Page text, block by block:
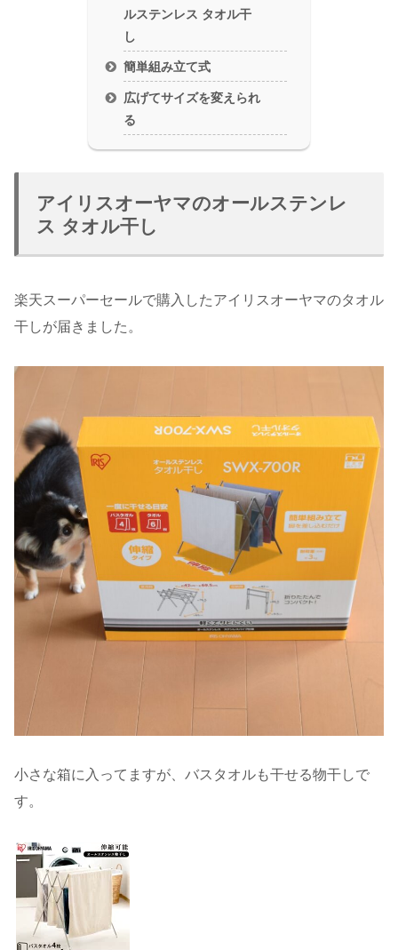
ルステンレス タオル干
し
簡単組み立て式
広げてサイズを変えられ
る
アイリスオーヤマのオールステンレ
ス タオル干し
楽天スーパーセールで購入したアイリスオーヤマのタオル
干しが届きました。
小さな箱に入ってますが、バスタオルも干せる物干しで
す。